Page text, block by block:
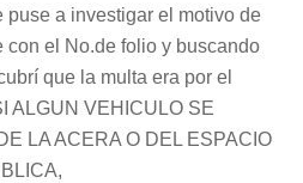
puse a investigar el motivo de
con el No.de folio y buscando
que la multa era por el
ALGUN VEHICULO SE
LA ACERA O DEL ESPACIO